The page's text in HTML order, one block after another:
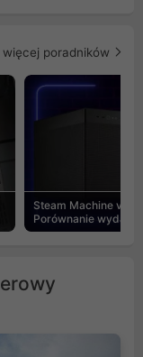
więcej poradników
Steam Machine vs
Porównanie